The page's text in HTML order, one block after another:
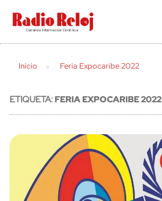
cerrar
Inicio Feria Expocaribe 2022
ETIQUETA:FERIA EXPOCARIBE 2022